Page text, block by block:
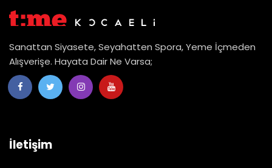
Sanattan Siyasete, Seyahatten Spora, Yeme İçmeden
Alışverişe. Hayata Dair Ne Varsa;
İletişim